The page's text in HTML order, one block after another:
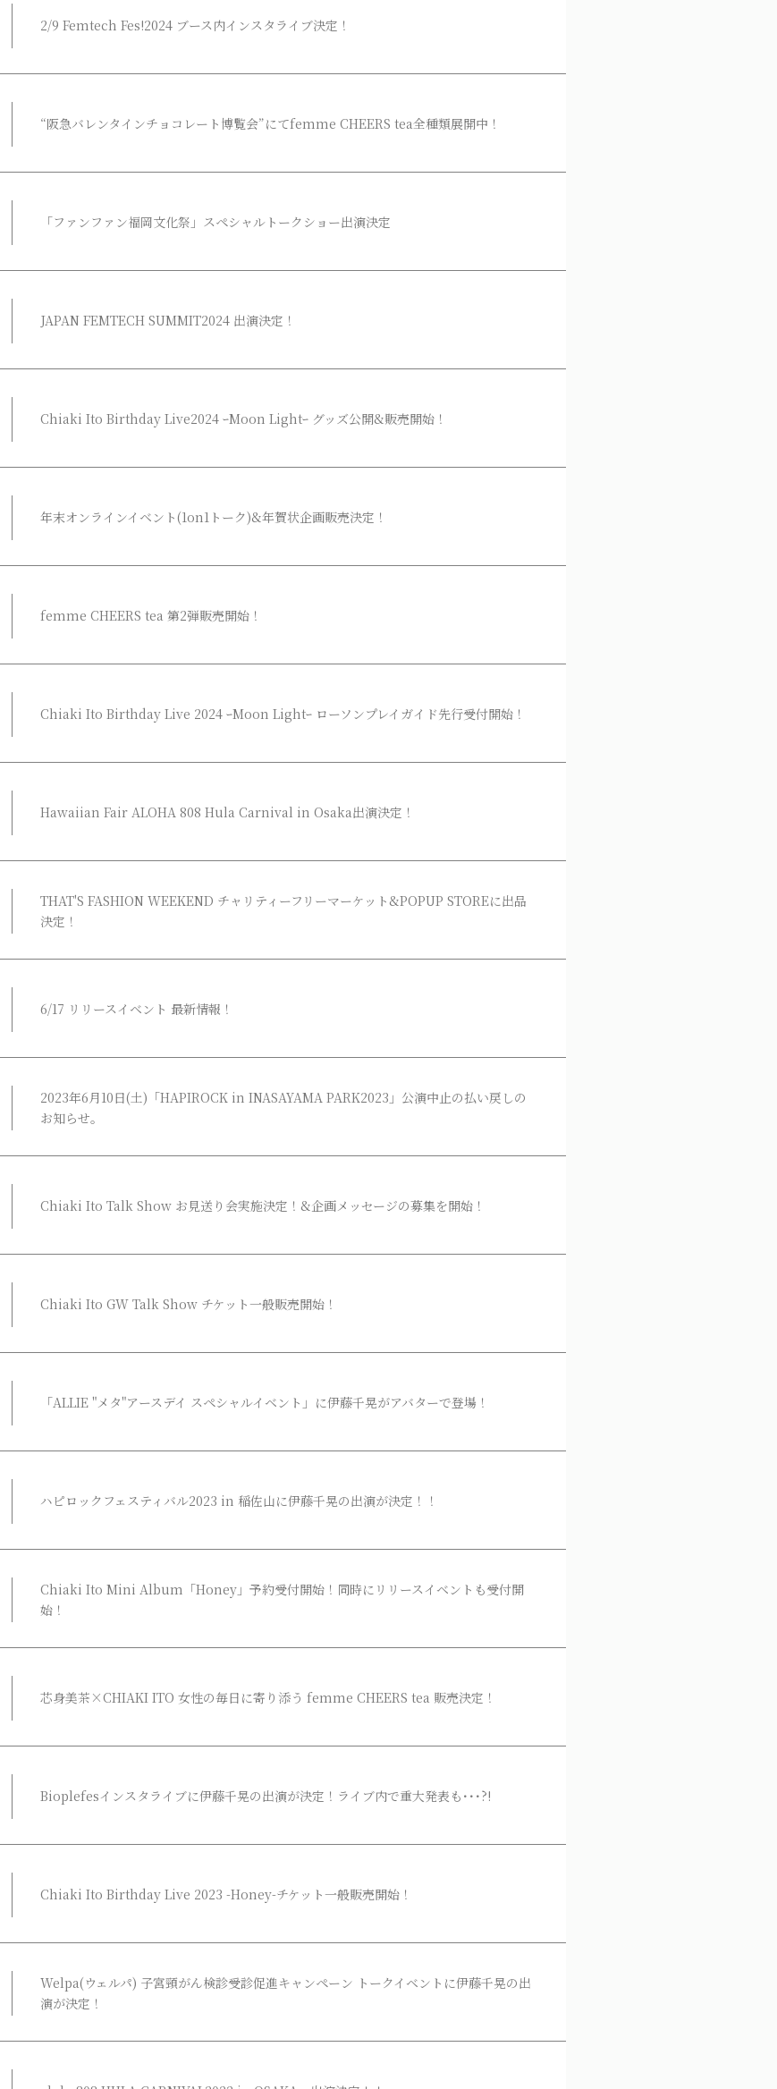
2/9 Femtech Fes!2024 ブース内インスタライブ決定！
“阪急バレンタインチョコレート博覧会”にてfemme CHEERS tea全種類展開中！
「ファンファン福岡文化祭」スペシャルトークショー出演決定
JAPAN FEMTECH SUMMIT2024 出演決定！
Chiaki Ito Birthday Live2024 ｰMoon Lightｰ グッズ公開&販売開始！
年末オンラインイベント(1on1トーク)&年賀状企画販売決定！
femme CHEERS tea 第2弾販売開始！
Chiaki Ito Birthday Live 2024 ｰMoon Lightｰ ローソンプレイガイド先行受付開始！
Hawaiian Fair ALOHA 808 Hula Carnival in Osaka出演決定！
THAT'S FASHION WEEKEND チャリティーフリーマーケット&POPUP STOREに出品
決定！
6/17 リリースイベント 最新情報！
2023年6月10日(土)「HAPIROCK in INASAYAMA PARK2023」公演中止の払い戻しの
お知らせ。
Chiaki Ito Talk Show お見送り会実施決定！&企画メッセージの募集を開始！
Chiaki Ito GW Talk Show チケット一般販売開始！
「ALLIE "メタ"アースデイ スペシャルイベント」に伊藤千晃がアバターで登場！
ハピロックフェスティバル2023 in 稲佐山に伊藤千晃の出演が決定！！
Chiaki Ito Mini Album「Honey」予約受付開始！同時にリリースイベントも受付開
始！
芯身美茶×CHIAKI ITO 女性の毎日に寄り添う femme CHEERS tea 販売決定！
Bioplefesインスタライブに伊藤千晃の出演が決定！ライブ内で重大発表も･･･?!
Chiaki Ito Birthday Live 2023 -Honey-チケット一般販売開始！
Welpa(ウェルパ) 子宮頸がん検診受診促進キャンペーン トークイベントに伊藤千晃の出
演が決定！